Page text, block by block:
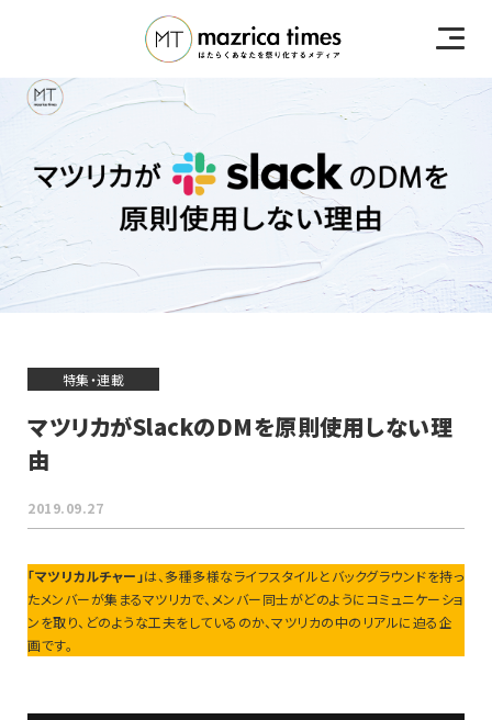
特集・連載
マツリカがSlackのDMを原則使用しない理
由
2019.09.27
「マツリカルチャー」は、多種多様なライフスタイルとバックグラウンドを持っ
たメンバーが集まるマツリカで、メンバー同士がどのようにコミュニケーショ
ンを取り、どのような工夫をしているのか、マツリカの中のリアルに迫る企
画です。